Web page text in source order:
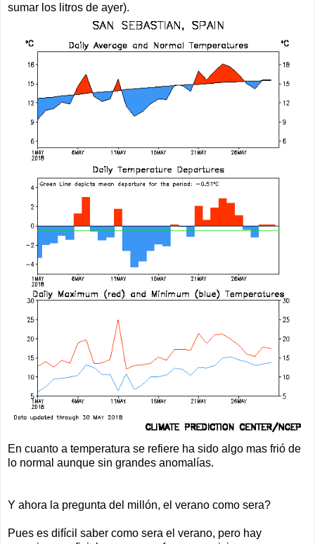
sumar los litros de ayer).
En cuanto a temperatura se refiere ha sido algo mas frió de
lo normal aunque sin grandes anomalías.
Y ahora la pregunta del millón, el verano como sera?
Pues es difícil saber como sera el verano, pero hay